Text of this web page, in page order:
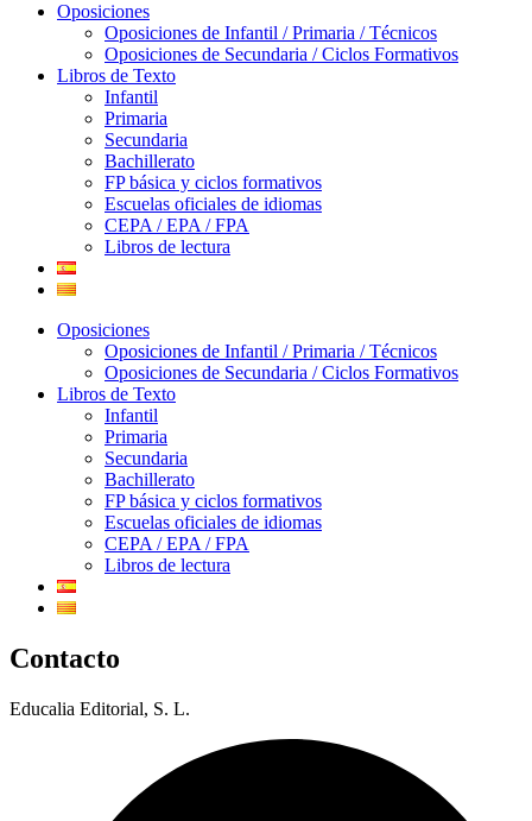
Oposiciones
Oposiciones de Infantil / Primaria / Técnicos
Oposiciones de Secundaria / Ciclos Formativos
Libros de Texto
Infantil
Primaria
Secundaria
Bachillerato
FP básica y ciclos formativos
Escuelas oficiales de idiomas
CEPA / EPA / FPA
Libros de lectura
Oposiciones
Oposiciones de Infantil / Primaria / Técnicos
Oposiciones de Secundaria / Ciclos Formativos
Libros de Texto
Infantil
Primaria
Secundaria
Bachillerato
FP básica y ciclos formativos
Escuelas oficiales de idiomas
CEPA / EPA / FPA
Libros de lectura
Contacto
Educalia Editorial, S. L.